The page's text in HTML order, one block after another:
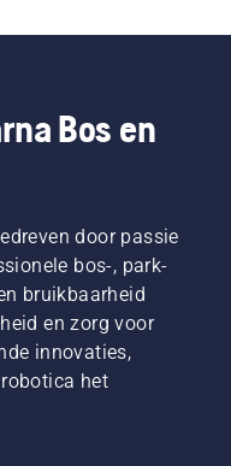
Bos en
door passie
bos-, park-
bruikbaarheid
en zorg voor
innovaties,
het